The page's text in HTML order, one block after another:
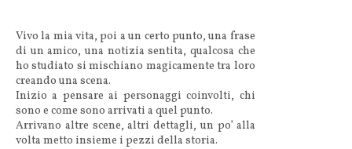
Vivo la mia vita, poi a un certo punto, una frase
di un amico, una notizia sentita, qualcosa che
ho studiato si mischiano magicamente tra loro
creando una scena.
Inizio a pensare ai personaggi coinvolti, chi
sono e come sono arrivati a quel punto.
Arrivano altre scene, altri dettagli, un po’ alla
volta metto insieme i pezzi della storia.